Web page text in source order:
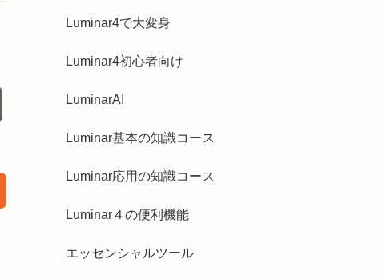
Luminar4で大変身
Luminar4初心者向け
LuminarAI
Luminar基本の知識コース
Luminar応用の知識コース
Luminar４の便利機能
エッセンシャルツール